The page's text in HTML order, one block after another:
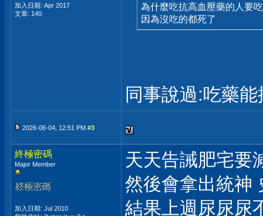
加入日期: Apr 2017
文章: 140
為什麼吃抗高血壓藥的人要
因為沒吃的都死了
同事說過:吃藥
2026-06-04, 12:51 PM #3
終極密碼
Major Member
加入日期: Jul 2010
天天告誡肥宅要
然後會拿出統神
結果上週尿尿尿